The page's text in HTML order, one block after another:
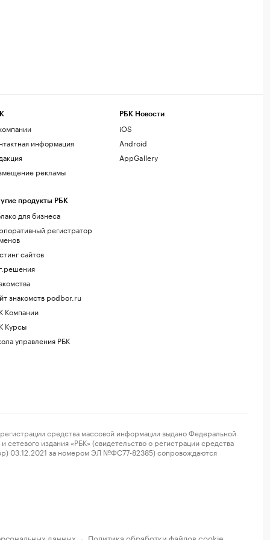
информация
рекламы
продукты РБК
для бизнеса
регистратор
сайтов
знакомств podbor.ru
Компании
Курсы
управления РБК
РБК Новости
iOS
Android
AppGallery
средства массовой информации выдано Федеральной
издания «РБК» (свидетельство о регистрации средства
03.12.2021 за номером ЭЛ №ФС77-82385) сопровождаются
данных Политика обработки файлов cookie